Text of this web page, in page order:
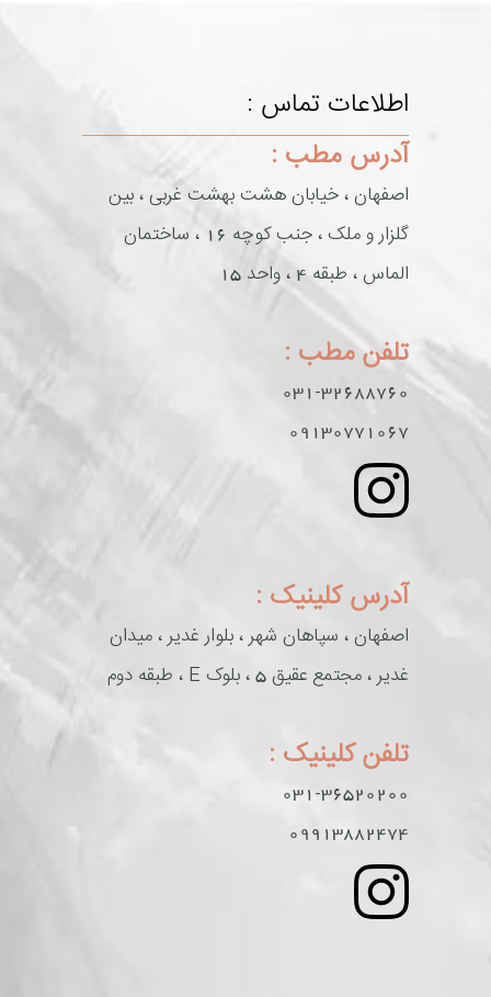
اطلاعات تماس :
آدرس مطب :
اصفهان ، خیابان هشت بهشت غربی ، بین
گلزار و ملک ، جنب کوچه 16 ، ساختمان
الماس ، طبقه 4 ، واحد 15
تلفن مطب :
031-32688760
09130771067
آدرس کلینیک :
اصفهان ، سپاهان شهر ، بلوار غدیر ، میدان
غدیر ، مجتمع عقیق 5 ، بلوک E ، طبقه دوم
تلفن کلینیک :
031-36520200
09913882474